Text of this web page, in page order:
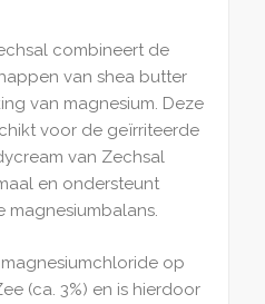
combineert de
van shea butter
van magnesium. Deze
voor de geïrriteerde
van Zechsal
en ondersteunt
magnesiumbalans.
op
(ca. 3%) en is hierdoor